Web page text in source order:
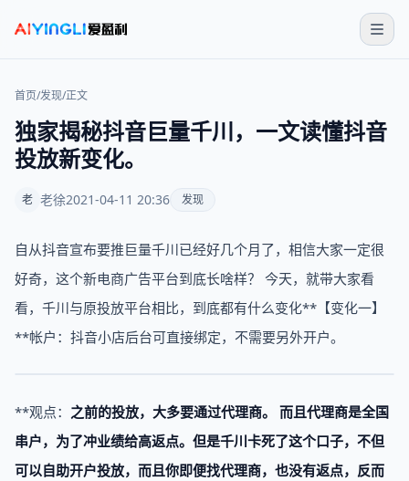
首页/发现/正文
独家揭秘抖音巨量千川，一文读懂抖音
投放新变化。
老 老徐2021-04-11 20:36 发现
自从抖音宣布要推巨量千川已经好几个月了，相信大家一定很
好奇，这个新电商广告平台到底长啥样？ 今天，就带大家看
看，千川与原投放平台相比，到底都有什么变化**【变化一】
**帐户：抖音小店后台可直接绑定，不需要另外开户。
**观点： 之前的投放，大多要通过代理商。 而且代理商是全国
串户，为了冲业绩给高返点。但是千川卡死了这个口子，不但
可以自助开户投放，而且你即便找代理商，也没有返点，反而